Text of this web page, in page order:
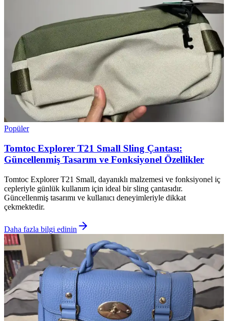
Popüler
Tomtoc Explorer T21 Small Sling Çantası:
Güncellenmiş Tasarım ve Fonksiyonel Özellikler
Tomtoc Explorer T21 Small, dayanıklı malzemesi ve fonksiyonel iç
cepleriyle günlük kullanım için ideal bir sling çantasıdır.
Güncellenmiş tasarımı ve kullanıcı deneyimleriyle dikkat
çekmektedir.
Daha fazla bilgi edinin